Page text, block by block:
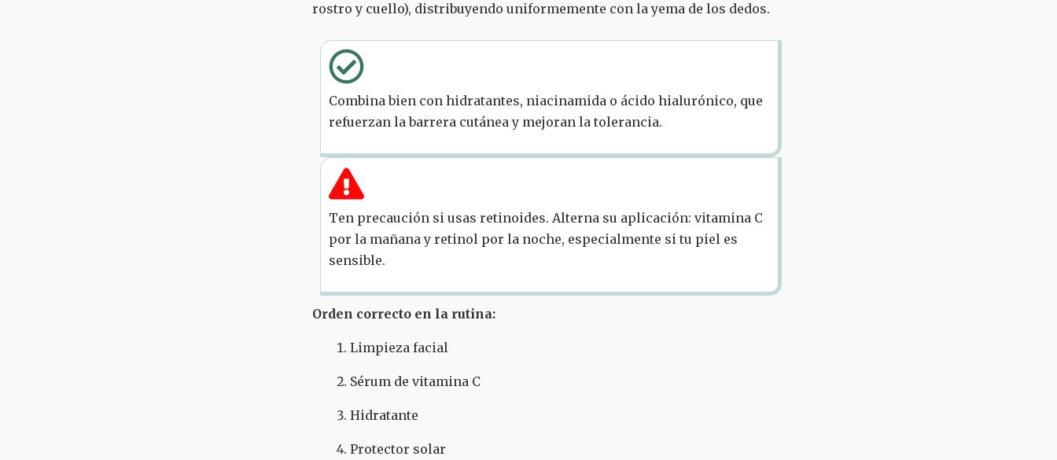
rostro y cuello), distribuyendo uniformemente con la yema de los dedos.
Combina bien con hidratantes, niacinamida o ácido hialurónico, que
refuerzan la barrera cutánea y mejoran la tolerancia.
Ten precaución si usas retinoides. Alterna su aplicación: vitamina C
por la mañana y retinol por la noche, especialmente si tu piel es
sensible.
Orden correcto en la rutina:
Limpieza facial
Sérum de vitamina C
Hidratante
Protector solar